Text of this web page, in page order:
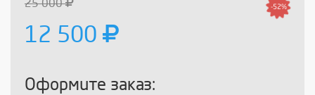
25 000
12 500
-52%
Оформите заказ: